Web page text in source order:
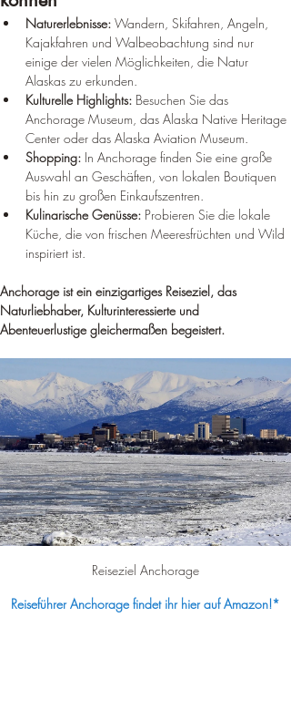
Naturerlebnisse: Wandern, Skifahren, Angeln,
Kajakfahren und Walbeobachtung sind nur
einige der vielen Möglichkeiten, die Natur
Alaskas zu erkunden.
Kulturelle Highlights: Besuchen Sie das
Anchorage Museum, das Alaska Native Heritage
Center oder das Alaska Aviation Museum.
Shopping: In Anchorage finden Sie eine große
Auswahl an Geschäften, von lokalen Boutiquen
bis hin zu großen Einkaufszentren.
Kulinarische Genüsse: Probieren Sie die lokale
Küche, die von frischen Meeresfrüchten und Wild
inspiriert ist.
Anchorage ist ein einzigartiges Reiseziel, das
Naturliebhaber, Kulturinteressierte und
Abenteuerlustige gleichermaßen begeistert.
Reiseziel Anchorage
Reiseführer Anchorage findet ihr hier auf Amazon!*